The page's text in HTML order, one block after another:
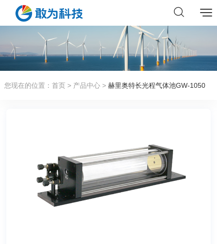
您现在的位置： 首页> 产品中心> 赫里奥特长光程气体池GW-1050